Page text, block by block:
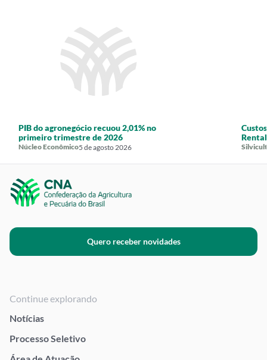
PIB do agronegócio recuou 2,01% no
primeiro trimestre de 2026
Núcleo Econômico5 de agosto 2026
Quero receber novidades
Continue explorando
Notícias
Processo Seletivo